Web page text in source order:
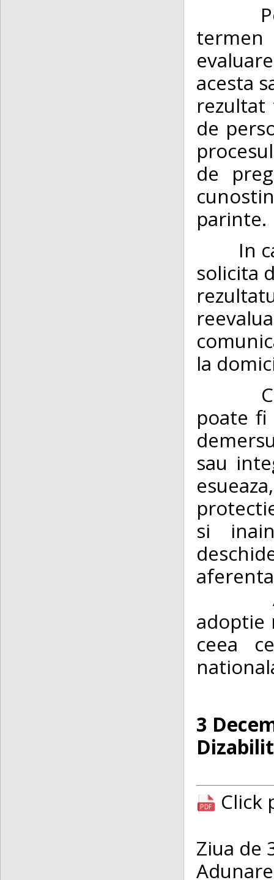
Pe
acesta
rezultat
de
de
parinte.
In
solicita
la
poate
sau
si
adoptie
ceea
3
Click
Ziua de